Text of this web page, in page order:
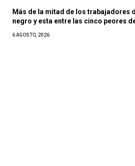
Más de la mitad de los trabajadores
negro y esta entre las cinco peores
6 AGOSTO, 2026